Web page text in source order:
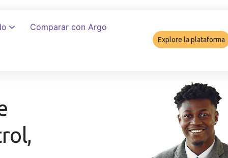
Comparar con Argo
Explore la plataforma